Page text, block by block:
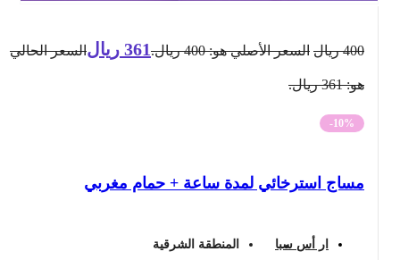
ريال السعر الأصلي هو: 400 ريال. 361 ريال السعر الحالي
-10%
مساج استرخائي لمدة ساعة + حمام مغربي
ار أس سبا المنطقة الشرقية